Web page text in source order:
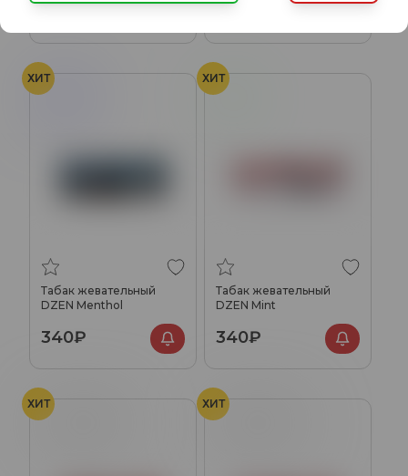
340₽ 340₽
ХИТ
Табак жевательный
DZEN Menthol
340₽
ХИТ
Табак жевательный
DZEN Mint
340₽
ХИТ ХИТ